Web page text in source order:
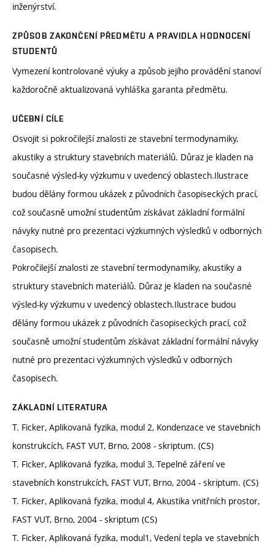
inženýrství.
ZPŮSOB ZAKONČENÍ PŘEDMĚTU A PRAVIDLA HODNOCENÍ
STUDENTŮ
Vymezení kontrolované výuky a způsob jejího provádění stanoví
každoročně aktualizovaná vyhláška garanta předmětu.
UČEBNÍ CÍLE
Osvojit si pokročilejší znalosti ze stavební termodynamiky,
akustiky a struktury stavebních materiálů. Důraz je kladen na
současné výsled-ky výzkumu v uvedencý oblastech.Ilustrace
budou dělány formou ukázek z původních časopiseckých prací,
což současně umožní studentům získávat základní formální
návyky nutné pro prezentaci výzkumných výsledků v odborných
časopisech.
Pokročilejší znalosti ze stavební termodynamiky, akustiky a
struktury stavebních materiálů. Důraz je kladen na současné
výsled-ky výzkumu v uvedencý oblastech.Ilustrace budou
dělány formou ukázek z původních časopiseckých prací, což
současně umožní studentům získávat základní formální návyky
nutné pro prezentaci výzkumných výsledků v odborných
časopisech.
ZÁKLADNÍ LITERATURA
T. Ficker, Aplikovaná fyzika, modul 2, Kondenzace ve stavebních
konstrukcích, FAST VUT, Brno, 2008 - skriptum. (CS)
T. Ficker, Aplikovaná fyzika, modul 3, Tepelné záření ve
stavebních konstrukcích, FAST VUT, Brno, 2004 - skriptum. (CS)
T. Ficker, Aplikovaná fyzika, modul 4, Akustika vnitřních prostor,
FAST VUT, Brno, 2004 - skriptum (CS)
T. Ficker, Aplikovaná fyzika, modul1, Vedení tepla ve stavebních